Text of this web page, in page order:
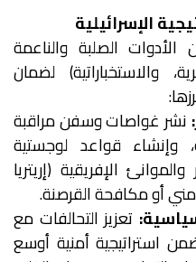
الإسرائيلية
الصلبة والناعمة
والاستخباراتية) لضمان
نشر غواصات وسفن مراقبة
وإنشاء قواعد لوجستية
الإفريقية (إريتريا
أو مكافحة القرصنة.
تعزيز التحالفات مع
استراتيجية أمنية أوسع